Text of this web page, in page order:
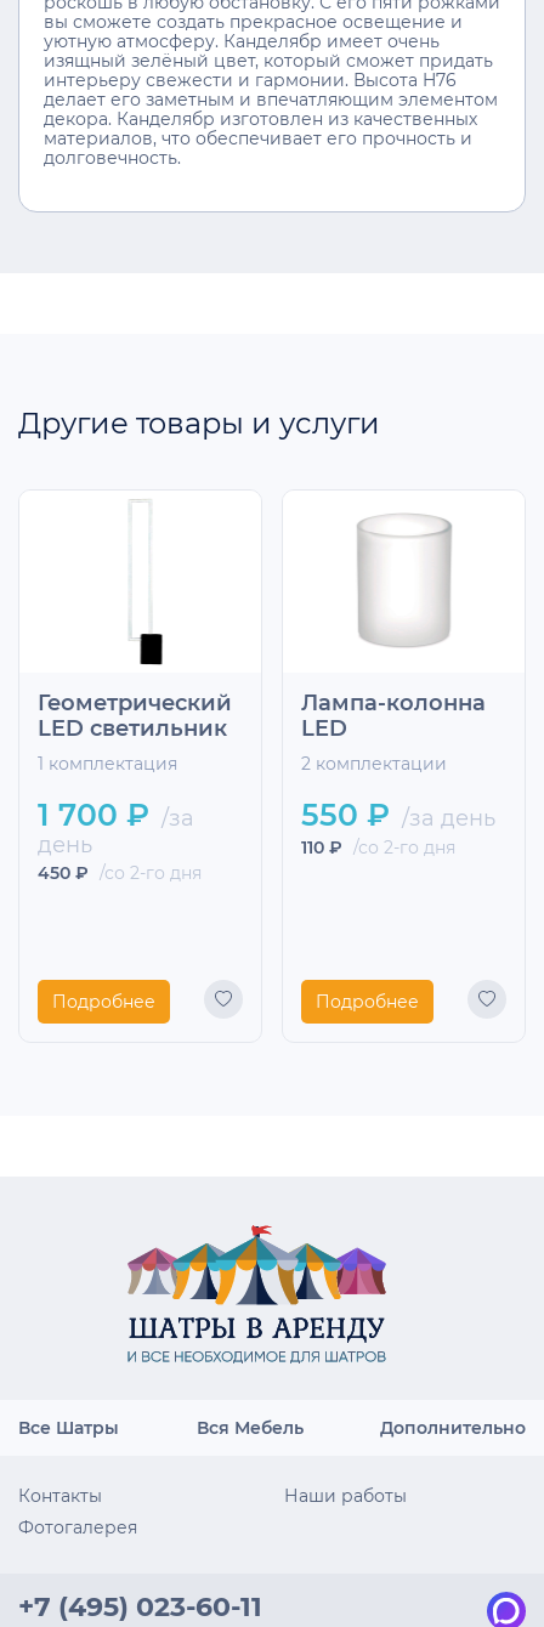
вы сможете создать прекрасное освещение и
уютную атмосферу. Канделябр имеет очень
изящный зелёный цвет, который сможет придать
интерьеру свежести и гармонии. Высота H76
делает его заметным и впечатляющим элементом
декора. Канделябр изготовлен из качественных
материалов, что обеспечивает его прочность и
долговечность.
Другие товары и услуги
Геометрический
LED светильник
1 комплектация
1 700 ₽ /за
день
450 ₽ /со 2-го дня
Подробнее
Лампа-колонна
LED
2 комплектации
550 ₽ /за день
110 ₽ /со 2-го дня
Подробнее
Все Шатры Вся Мебель Дополнительно
Контакты
Наши работы
Фотогалерея
+7 (495) 023-60-11